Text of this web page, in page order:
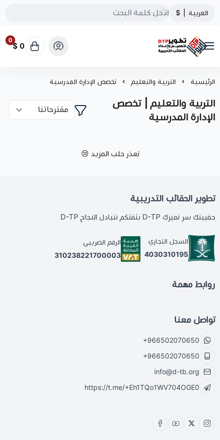
العربية $
تطوير الحقائب التدريبية
0
0 $
الرئيسية التربية والتعليم تخصص الإدارة المدرسية
التربية والتعليم | تخصص
الإدارة المدرسية
تعذر جلب المزيد 😢
تطوير الحقائب التدريبية
حقيبتك سر تميزك D-TP بثقتكم نتبادل النجاح D-TP
السجل التجاري
4030310195
الرقم الضريبي
310238221700003
روابط مهمة
تواصل معنا
+966502070650
+966502070650
info@d-tb.org
https://t.me/+Eh1TQo1WV704OGE0